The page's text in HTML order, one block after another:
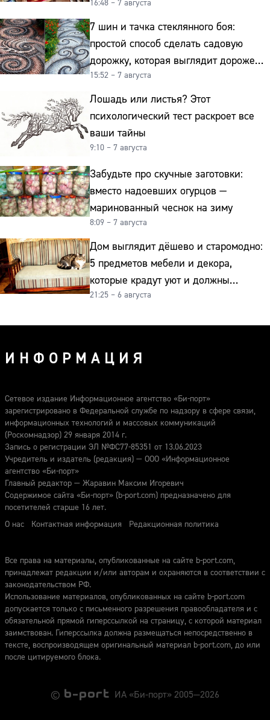
подделку от мельхиора
16:48 – 7 августа
7 шин и тачка стеклянного боя:
простой способ сделать садовую
дорожку, которая выглядит дороже
гранита
15:52 – 7 августа
Лошадь или листья? Этот
психологический тест раскроет все
ваши тайны
9:10 – 7 августа
Забудьте про скучные заготовки:
вместо надоевших огурцов —
маринованный чеснок на зиму
8:09 – 7 августа
Дом выглядит дёшево и старомодно:
5 предметов мебели и декора,
которые крадут уют и должны
отправиться на свалку прямо сейчас
21:25 – 6 августа
ИНФОРМАЦИЯ
Сетевое издание Информационное агентство «Би-порт»
зарегистрировано в Федеральной службе по надзору в сфере связи,
информационных технологий и массовых коммуникаций
(Роскомнадзор) 29 января 2014 г.
Запись о регистрации ЭЛ №ФС77-85351 от 13.06.2023
Учредитель и издатель (редакция) — ООО «Информационное
агентство «Би-порт»
Главный редактор — Жаравин Максим Игоревич
Содержимое сайта «Би-порт» (b-port.com) предназначено для
посетителей старше 16 лет.
О нас
Контактная информация Редакционная политика
Все права на материалы, опубликованные на сайте b-port.com,
принадлежат редакции и/или авторам и охраняются в соответствии с
законодательством РФ.
Использование материалов, опубликованных на сайте b-port.com
допускается только с письменного разрешения правообладателя и с
обязательной прямой гиперссылкой на страницу, с которой материал
заимствован. Гиперссылка должна размещаться непосредственно в
тексте, воспроизводящем оригинальный материал b-port.com, до или
после цитируемого блока.
© ИА «Би-порт» 2005—2026